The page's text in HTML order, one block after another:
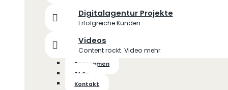
Digitalagentur Projekte
Erfolgreiche Kunden
Videos
Content rockt. Video mehr.
Panoramen
FAQs
Kontakt